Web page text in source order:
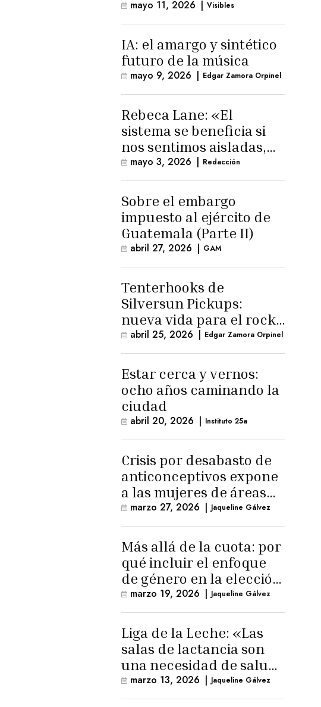
mayo 11, 2026 | Visibles
IA: el amargo y sintético
futuro de la música
mayo 9, 2026 | Edgar Zamora Orpinel
Rebeca Lane: «El
sistema se beneficia si
nos sentimos aisladas,
sin esperanza o espacio
para la ternura»
mayo 3, 2026 | Redacción
Sobre el embargo
impuesto al ejército de
Guatemala (Parte II)
abril 27, 2026 | GAM
Tenterhooks de
Silversun Pickups:
nueva vida para el rock
alternativo
abril 25, 2026 | Edgar Zamora Orpinel
Estar cerca y vernos:
ocho años caminando la
ciudad
abril 20, 2026 | Instituto 25a
Crisis por desabasto de
anticonceptivos expone
a las mujeres de áreas
rurales
marzo 27, 2026 | Jaqueline Gálvez
Más allá de la cuota: por
qué incluir el enfoque
de género en la elección
de Fiscal General
marzo 19, 2026 | Jaqueline Gálvez
Liga de la Leche: «Las
salas de lactancia son
una necesidad de salud
pública»
marzo 13, 2026 | Jaqueline Gálvez